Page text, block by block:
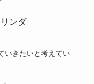
ンダ
いきたいと考えてい